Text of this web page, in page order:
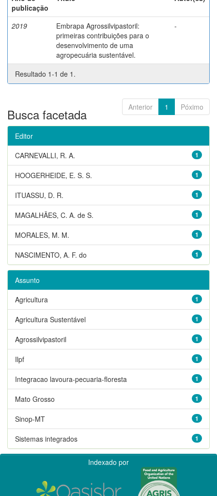
publicação
2019
Embrapa Agrossilvipastoril:
primeiras contribuições para o
desenvolvimento de uma
agropecuária sustentável.
-
Resultado 1-1 de 1.
Anterior 1 Póximo
Busca facetada
Editor
1
CARNEVALLI, R. A.
1
HOOGERHEIDE, E. S. S.
1
ITUASSU, D. R.
1
MAGALHÃES, C. A. de S.
1
MORALES, M. M.
1
NASCIMENTO, A. F. do
Assunto
1
Agricultura
1
Agricultura Sustentável
1
Agrossilvipastoril
1
Ilpf
1
Integracao lavoura-pecuaria-floresta
1
Mato Grosso
1
Sinop-MT
1
Sistemas integrados
Indexado por